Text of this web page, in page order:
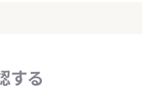
する